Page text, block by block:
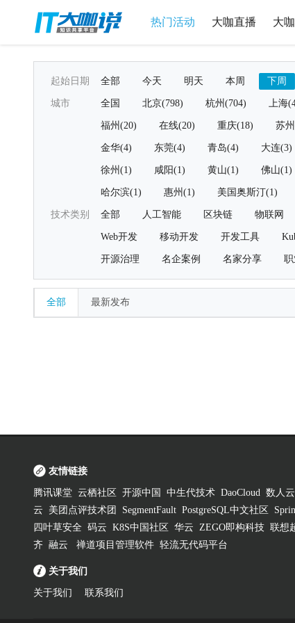
热门活动 大咖直播 大
起始日期 全部 今天 明天 本周 下周
城市 全国 北京(798) 杭州(704) 上海
福州(20) 在线(20) 重庆(18) 苏
金华(4) 东莞(4) 青岛(4) 大连(3)
徐州(1) 咸阳(1) 黄山(1) 佛山(1)
哈尔滨(1) 惠州(1) 美国奥斯汀(1)
技术类别 全部 人工智能 区块链 物联网
Web开发 移动开发 开发工具
开源治理 名企案例 名家分享
全部 最新发布
友情链接
腾讯课堂 云栖社区 开源中国 中生代技术 DaoCloud 数人云
云
美团点评技术团 SegmentFault PostgreSQL中文社区
四叶草安全 码云 K8S中国社区 华云 ZEGO即构科技 联想
齐 融云 禅道项目管理软件 轻流无代码平台
关于我们
关于我们 联系我们